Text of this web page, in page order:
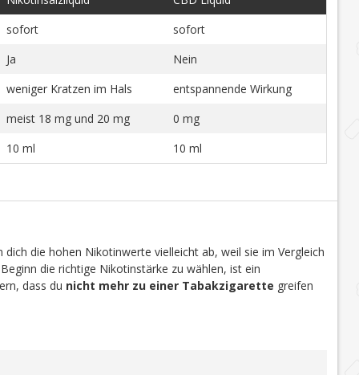
sofort
sofort
Ja
Nein
weniger Kratzen im Hals
entspannende Wirkung
meist 18 mg und 20 mg
0 mg
10 ml 10 ml
die hohen Nikotinwerte vielleicht ab, weil sie im Vergleich
die richtige Nikotinstärke zu wählen, ist ein
dass du nicht mehr zu einer Tabakzigarette greifen